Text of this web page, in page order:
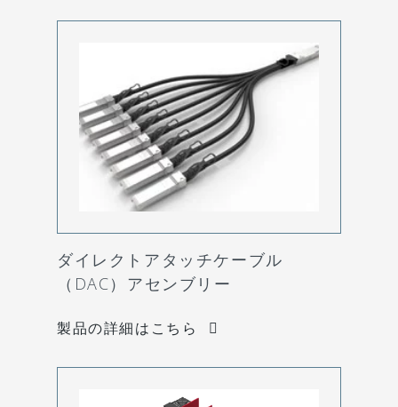
ダイレクトアタッチケーブル
（DAC）アセンブリー
製品の詳細はこちら